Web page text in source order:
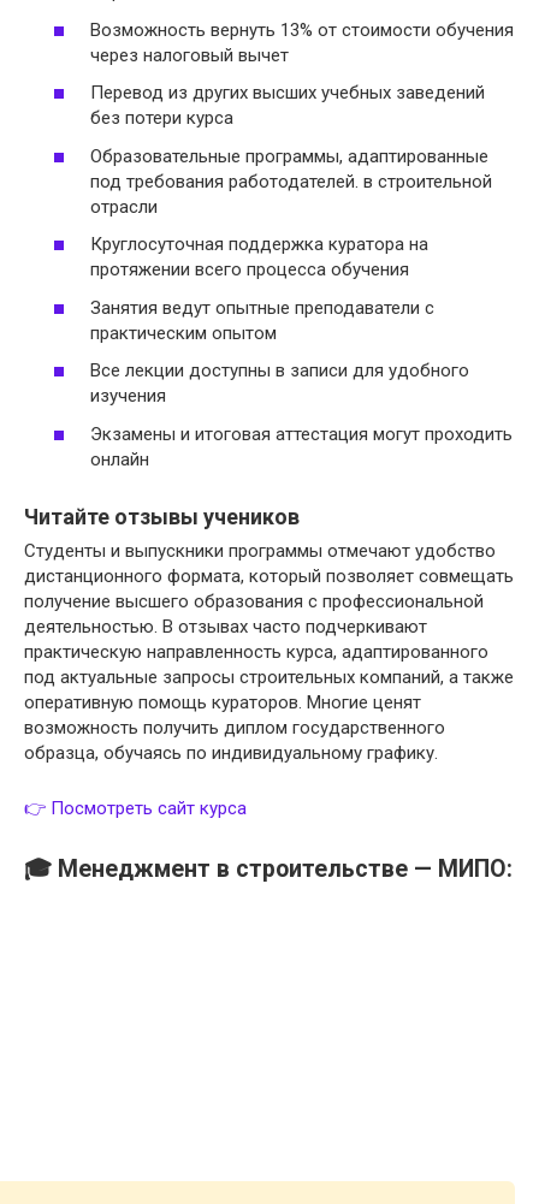
Возможность вернуть 13% от стоимости обучения
через налоговый вычет
Перевод из других высших учебных заведений
без потери курса
Образовательные программы, адаптированные
под требования работодателей. в строительной
отрасли
Круглосуточная поддержка куратора на
протяжении всего процесса обучения
Занятия ведут опытные преподаватели с
практическим опытом
Все лекции доступны в записи для удобного
изучения
Экзамены и итоговая аттестация могут проходить
онлайн
Читайте отзывы учеников
Студенты и выпускники программы отмечают удобство
дистанционного формата, который позволяет совмещать
получение высшего образования с профессиональной
деятельностью. В отзывах часто подчеркивают
практическую направленность курса, адаптированного
под актуальные запросы строительных компаний, а также
оперативную помощь кураторов. Многие ценят
возможность получить диплом государственного
образца, обучаясь по индивидуальному графику.
👉 Посмотреть сайт курса
🎓 Менеджмент в строительстве — МИПО: